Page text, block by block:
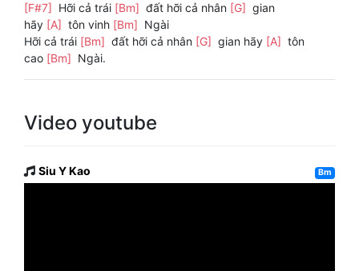
[F#7] Hỡi cả trái [Bm] đất hỡi cả nhân [G] gian
hãy [A] tôn vinh [Bm] Ngài
Hỡi cả trái [Bm] đất hỡi cả nhân [G] gian hãy [A] tôn
cao [Bm] Ngài.
Video youtube
Siu Y Kao Bm